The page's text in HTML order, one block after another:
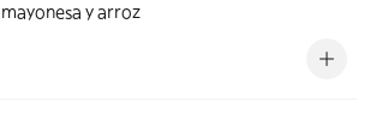
mayonesa y arroz